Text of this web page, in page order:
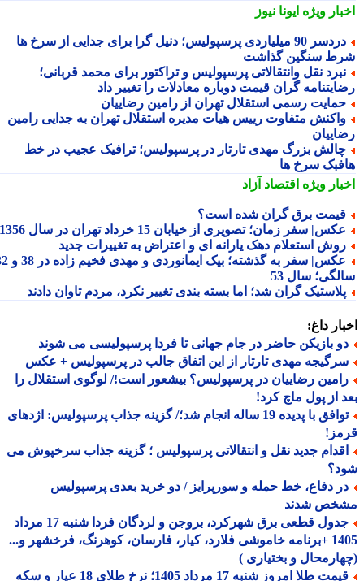
ویژهایونا نیوز
دردسر 90 میلیاردی پرسپولیس؛ دنیل گرا برای جدایی از سرخ ها
سنگین گذاشت
نقل وانتقالاتی پرسپولیس و تراکتور برای محمد قربانی؛
گران قیمت دوباره معادلات را تغییر داد
رسمی استقلال تهران از رامین رضاییان
متفاوت رییس هیات مدیره استقلال تهران به جدایی رامین
بزرگ مهدی تارتار در پرسپولیس؛ ترافیک عجیب در خط
سرخ ها
ویژهاقتصاد آزاد
برق گران شده است؟
سفر زمان؛ تصویری از خیابان 15 خرداد تهران در سال 1356
استعلام دهک یارانه ای و اعتراض به تغییرات جدید
عکس| سفر به گذشته؛ بیک ایمانوردی و مهدی فخیم زاده در 38 و 32
سال 53
گران شد؛ اما بسته بندی تغییر نکرد، مردم تاوان دادند
داغ:
بازیکن حاضر در جام جهانی تا فردا پرسپولیسی می شوند
مهدی تارتار از این اتفاق جالب در پرسپولیس + عکس
رضاییان در پرسپولیس؟ بیشعور است!/ لوگوی استقلال را
از پول ماچ کرد!
توافق با پدیده 19 ساله انجام شد؛/ گزینه جذاب پرسپولیس: اژدهای
جدید نقل و انتقالاتی پرسپولیس ؛ گزینه جذاب سرخپوش می
دفاع، خط حمله و سورپرایز / دو خرید بعدی پرسپولیس
شدند
جدول قطعی برق شهرکرد، بروجن و لردگان فردا شنبه 17 مرداد
1405 +برنامه خاموشی فلارد، کیار، فارسان، کوهرنگ، فرخشهر و...
و بختیاری )
قیمت طلا امروز شنبه 17 مرداد 1405؛ نرخ طلای 18 عیار و سکه